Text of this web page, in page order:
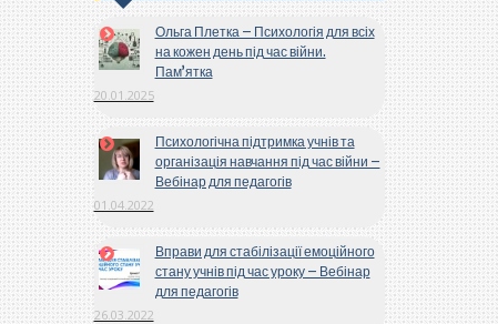
Ольга Плетка – Психологія для всіх
на кожен день під час війни.
Пам’ятка
20.01.2025
Психологічна підтримка учнів та
організація навчання під час війни –
Вебінар для педагогів
01.04.2022
Вправи для стабілізації емоційного
стану учнів під час уроку – Вебінар
для педагогів
26.03.2022